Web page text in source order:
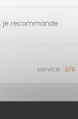
je recommande
service : 2/5